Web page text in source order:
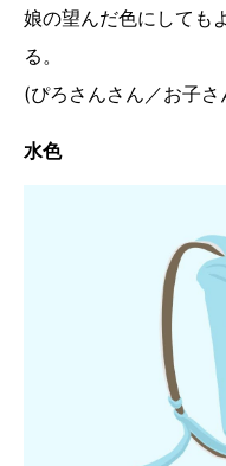
娘の望んだ色にしても
る。
(ぴろさんさん／お子
水色